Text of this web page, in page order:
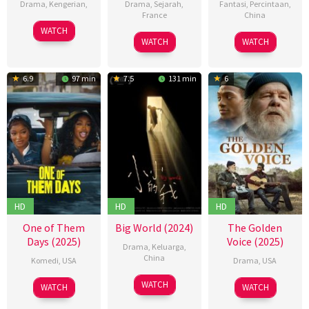
Drama, Kengerian,
24
Sep
Cradeaux
Alexander
WATCH
Drama, Sejarah,
France
18
Sep
Simon
Moutaïrou
WATCH
Fantasi, Percintaan,
China
01
Mar
马
铭
WATCH
6.9 97 min
HD
One of Them
Days (2025)
Komedi, USA
16
Jan
Lawrence
Lamont
WATCH
7.5 131 min
HD
Big World (2024)
Drama, Keluarga,
China
27
Dec
Yang
Lina
WATCH
6
HD
The Golden
Voice (2025)
Drama, USA
28
Feb
Brandon
Eric
WATCH